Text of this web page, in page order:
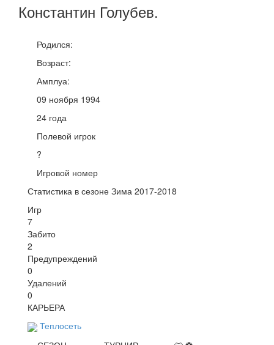
Константин Голубев.
Родился:
Возраст:
Амплуа:
09 ноября 1994
24 года
Полевой игрок
?
Игровой номер
Статистика в сезоне Зима 2017-2018
Игр
7
Забито
2
Предупреждений
0
Удалений
0
КАРЬЕРА
Теплосеть